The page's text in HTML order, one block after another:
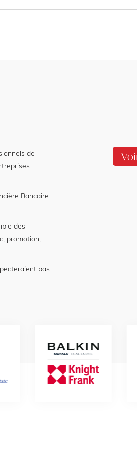
de
Bancaire
des
promotion,
pas